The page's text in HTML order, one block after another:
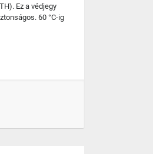
Ez a védjegy
60 °C-ig